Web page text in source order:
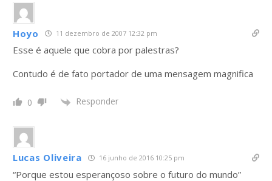
Hoyo 11 dezembro de 2007 12:32 pm
Esse é aquele que cobra por palestras?
Contudo é de fato portador de uma mensagem magnifica
0 Responder
Lucas Oliveira 16 junho de 2016 10:25 pm
“Porque estou esperançoso sobre o futuro do mundo”